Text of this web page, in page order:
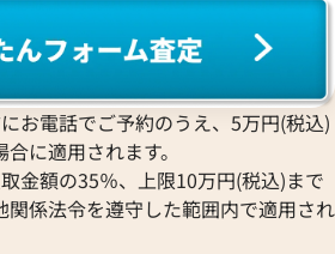
お電話でご予約のうえ、5万円(税込)
に適用されます。
金額の35％、上限10万円(税込)まで
関係法令を遵守した範囲内で適用され